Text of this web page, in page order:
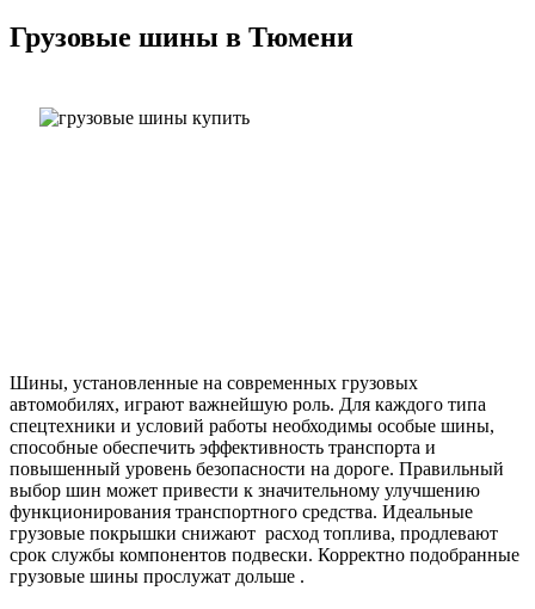
Грузовые шины в Тюмени
Шины, установленные на современных грузовых
автомобилях, играют важнейшую роль. Для каждого типа
спецтехники и условий работы необходимы особые шины,
способные обеспечить эффективность транспорта и
повышенный уровень безопасности на дороге. Правильный
выбор шин может привести к значительному улучшению
функционирования транспортного средства. Идеальные
грузовые покрышки снижают расход топлива, продлевают
срок службы компонентов подвески. Корректно подобранные
грузовые шины прослужат дольше .